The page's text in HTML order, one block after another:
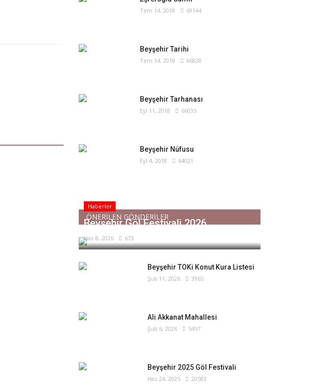
Tem 14, 2018 69144
Beyşehir Tarihi
Tem 14, 2018 66828
Beyşehir Tarhanası
Eyl 11, 2018 66035
Beyşehir Nüfusu
Eyl 4, 2018 64021
ÖNERİLEN GÖNDERİLER
Haberler
Beyşehir Göl Festivali 2026
Haz 8, 2026 673
Beyşehir TOKi Konut Kura Listesi
Şub 11, 2026 3965
Ali Akkanat Mahallesi
Şub 6, 2026 5457
Beyşehir 2025 Göl Festivali
Haz 24, 2025 20583